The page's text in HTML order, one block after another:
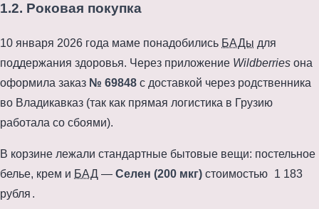
1.2. Роковая покупка
10 января 2026 года маме понадобились БАДы для
поддержания здоровья. Через приложение Wildberries она
оформила заказ № 69848 с доставкой через родственника
во Владикавказ (так как прямая логистика в Грузию
работала со сбоями).
В корзине лежали стандартные бытовые вещи: постельное
белье, крем и БАД — Селен (200 мкг) стоимостью 1 183
рубля .